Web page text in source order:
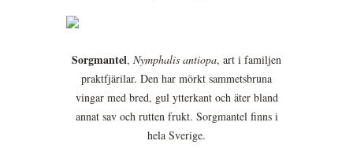
Sorgmantel, Nymphalis antiopa, art i familjen
praktfjärilar. Den har mörkt sammetsbruna
vingar med bred, gul ytterkant och äter bland
annat sav och rutten frukt. Sorgmantel finns i
hela Sverige.